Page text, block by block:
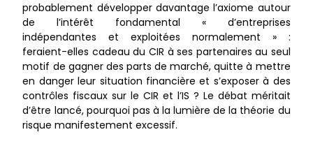
probablement développer davantage l’axiome autour
de l’intérêt fondamental « d’entreprises
indépendantes et exploitées normalement » :
feraient-elles cadeau du CIR à ses partenaires au seul
motif de gagner des parts de marché, quitte à mettre
en danger leur situation financière et s’exposer à des
contrôles fiscaux sur le CIR et l’IS ? Le débat méritait
d’être lancé, pourquoi pas à la lumière de la théorie du
risque manifestement excessif.